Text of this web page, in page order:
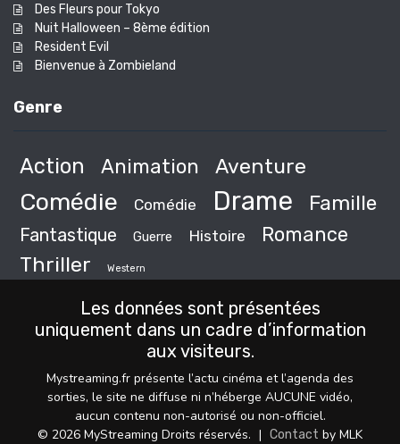
Des Fleurs pour Tokyo
Nuit Halloween – 8ème édition
Resident Evil
Bienvenue à Zombieland
Genre
Action Animation Aventure
Comédie Comédie Drame Famille
Fantastique Guerre Histoire Romance
Thriller Western
Les données sont présentées
uniquement dans un cadre d’information
aux visiteurs.
Mystreaming.fr présente l’actu cinéma et l’agenda des
sorties, le site ne diffuse ni n’héberge AUCUNE vidéo,
aucun contenu non-autorisé ou non-officiel.
© 2026 MyStreaming Droits réservés. | Contact by MLK